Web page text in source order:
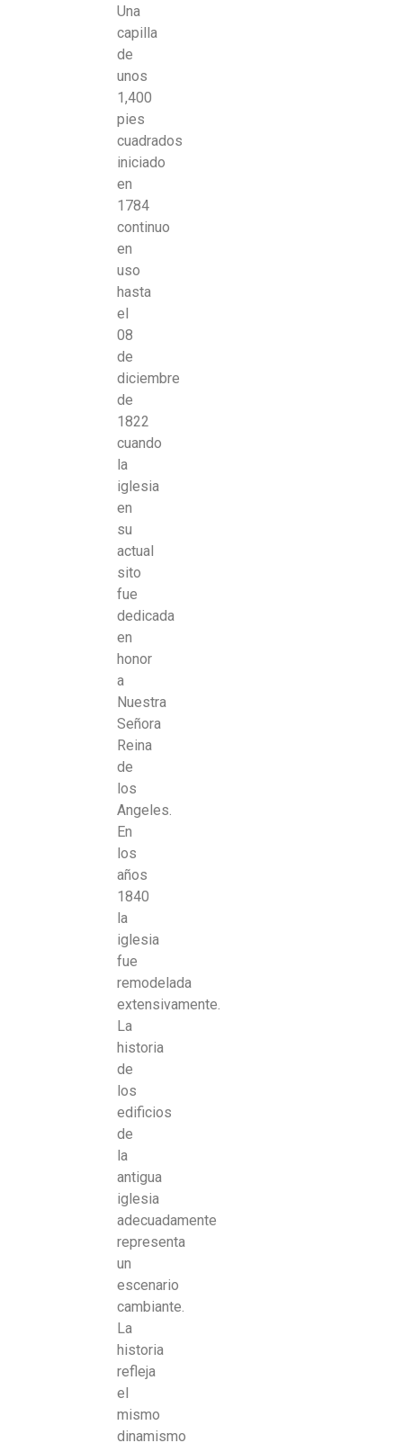
Una
capilla
de
unos
1,400
pies
cuadrados
iniciado
en
1784
continuo
en
uso
hasta
el
08
de
diciembre
de
1822
cuando
la
iglesia
en
su
actual
sito
fue
dedicada
en
honor
a
Nuestra
Señora
Reina
de
los
Angeles.
En
los
años
1840
la
iglesia
fue
remodelada
extensivamente.
La
historia
de
los
edificios
de
la
antigua
iglesia
adecuadamente
representa
un
escenario
cambiante.
La
historia
refleja
el
mismo
dinamismo